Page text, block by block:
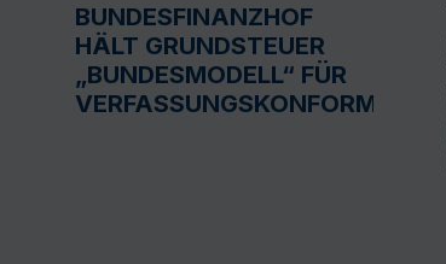
BUNDESFINANZHOF
HÄLT GRUNDSTEUER
„BUNDESMODELL“ FÜR
VERFASSUNGSKONFORM